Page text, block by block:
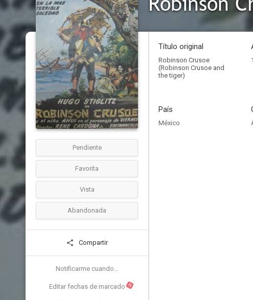
Pendiente
Favorita
Vista
Abandonada
Compartir
Notificarme cuando...
Editar fechas de marcado N
Título original
Robinson Crusoe
(Robinson Crusoe and
the tiger)
País
México